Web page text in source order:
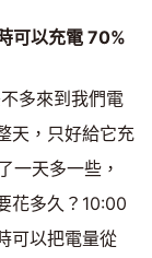
可以充電 70%
多來到我們電
天，只好給它充
一天多一些，
花多久？10:00
可以把電量從